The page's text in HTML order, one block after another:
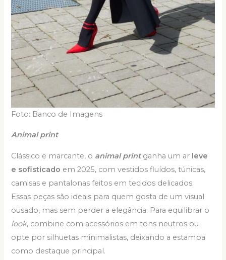
Foto: Banco de Imagens
Animal print
Clássico e marcante, o animal printganha um ar leve
e sofisticado em 2025, com vestidos fluídos, túnicas,
camisas e pantalonas feitos em tecidos delicados.
Essas peças são ideais para quem gosta de um visual
ousado, mas sem perder a elegância. Para equilibrar o
look, combine com acessórios em tons neutros ou
opte por silhuetas minimalistas, deixando a estampa
como destaque principal.